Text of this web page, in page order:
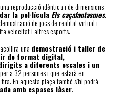
reproducció idèntica i de dimensions
la pel·lícula Els caçafantasmes.
de jocs de realitat virtual i
velocitat i altres esports.
una demostració i taller de
de format digital,
a diferents escales i un
a 32 persones i que estarà en
En aquesta plaça també s’hi podrà
amb espases làser.